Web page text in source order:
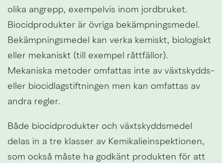
olika angrepp, exempelvis inom jordbruket.
Biocidprodukter är övriga bekämpningsmedel.
Bekämpningsmedel kan verka kemiskt, biologiskt
eller mekaniskt (till exempel råttfällor).
Mekaniska metoder omfattas inte av växtskydds-
eller biocidlagstiftningen men kan omfattas av
andra regler.
Både biocidprodukter och växtskyddsmedel
delas in a tre klasser av Kemikalieinspektionen,
som också måste ha godkänt produkten för att